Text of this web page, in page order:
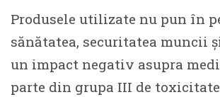
Produsele utilizate nu pun în
sănătatea, securitatea muncii
un impact negativ asupra
parte din grupa III de